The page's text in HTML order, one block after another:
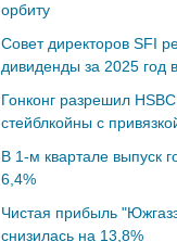
орбиту
Совет директоров SFI
дивиденды за 2025 год
Гонконг разрешил
стейблкойны с
В 1-м квартале выпуск
6,4%
Чистая прибыль
снизилась на 13,8%